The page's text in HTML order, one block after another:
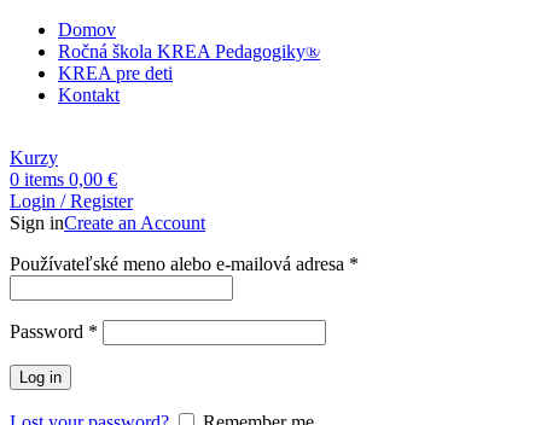
Domov
Ročná škola KREA Pedagogiky®
KREA pre deti
Kontakt
Kurzy
0 items 0,00 €
Login / Register
Sign inCreate an Account
Používateľské meno alebo e-mailová adresa *
Password *
Log in